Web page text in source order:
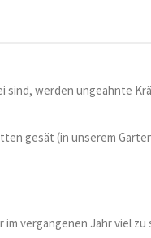
sind, werden ungeahnte
gesät (in unserem
vergangenen Jahr viel